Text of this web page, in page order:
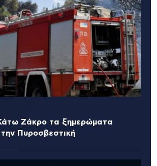
Ζάκρο τα ξημερώματα
την Πυροσβεστική